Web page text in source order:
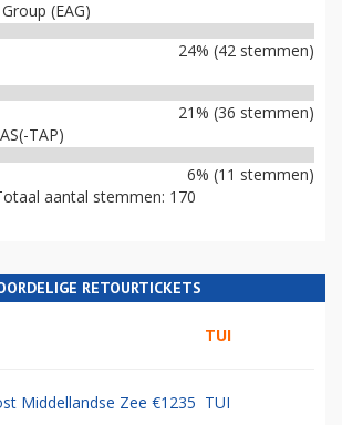
(EAG)
24% (42 stemmen)
21% (36 stemmen)
TAP)
6% (11 stemmen)
aantal stemmen: 170
RETOURTICKETS
TUI
Middellandse Zee €1235 TUI